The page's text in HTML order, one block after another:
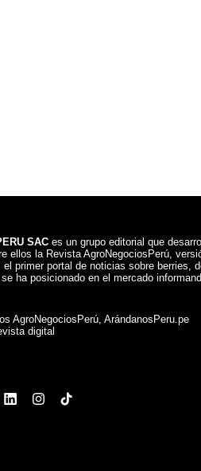
SAC es un grupo editorial que
ellos la Revista AgroNegociosPerú,
el primer portal de noticias sobre berries,
ha posicionado en el mercado
AgroNegociosPerú, ArándanosPeru.pe
digital
LinkedinInstagram